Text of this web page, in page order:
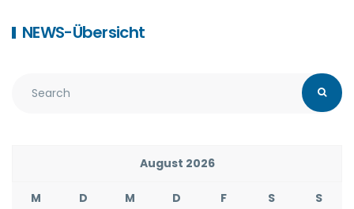
NEWS-Übersicht
August 2026
M D M D F S S